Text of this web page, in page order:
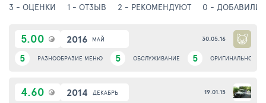
3 - ОЦЕНКИ 1 - ОТЗЫВ 2 - РЕКОМЕНДУЮТ 0 - ДОБАВИЛИ
5.00
5 РАЗНООБРАЗИЕ МЕНЮ 5 ОБСЛУЖИВАНИЕ 5 ОРИГИНАЛЬНОСТЬ
2016 МАЙ 30.05.16
4.60 2014 ДЕКАБРЬ 19.01.15